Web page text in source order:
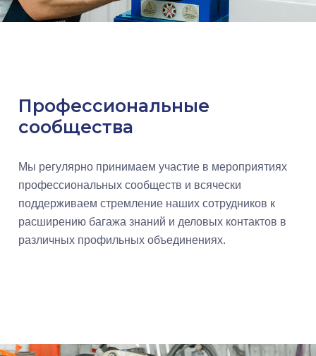
Профессиональные
сообщества
Мы регулярно принимаем участие в мероприятиях
профессиональных сообществ и всячески
поддерживаем стремление наших сотрудников к
расширению багажа знаний и деловых контактов в
различных профильных объединениях.